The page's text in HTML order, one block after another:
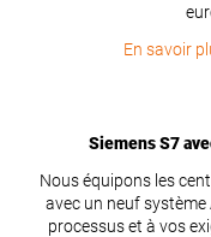
En savoir
Siemens S7
Nous équipons les
avec un neuf
processus et à vos